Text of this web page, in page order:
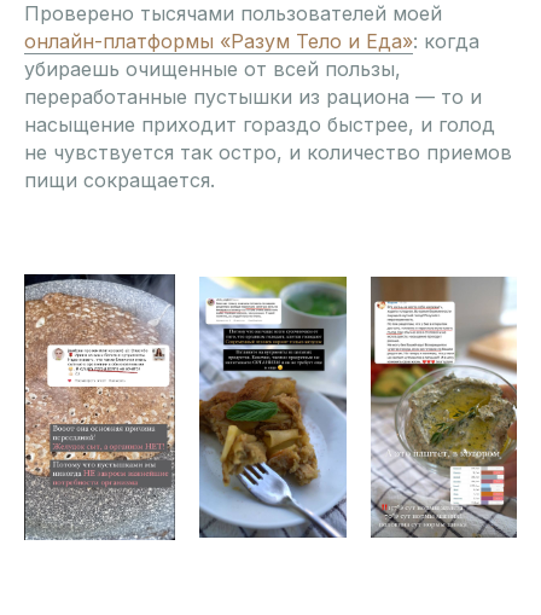
Проверено тысячами пользователей моей
онлайн-платформы «Разум Тело и Еда»: когда
убираешь очищенные от всей пользы,
переработанные пустышки из рациона — то и
насыщение приходит гораздо быстрее, и голод
не чувствуется так остро, и количество приемов
пищи сокращается.